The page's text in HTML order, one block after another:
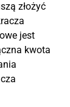
złożyć
jest
kwota